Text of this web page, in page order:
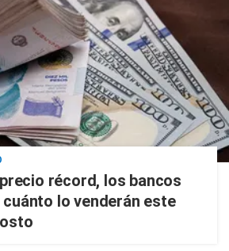
récord, los bancos
lo venderán este